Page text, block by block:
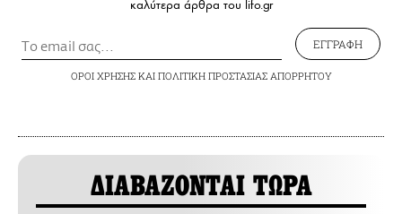
καλύτερα άρθρα του lifo.gr
ΕΓΓΡΑΦΗ
ΟΡΟΙ ΧΡΗΣΗΣΚΑΙ ΠΟΛΙΤΙΚΗ ΠΡΟΣΤΑΣΙΑΣ ΑΠΟΡΡΗΤΟΥ
ΔΙΑΒΑΖΟΝΤΑΙ ΤΩΡΑ